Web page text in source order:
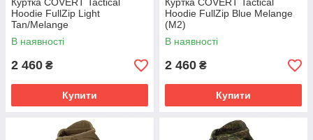
Hoodie FullZip Light
Tan/Melange
В наявності
2 460 ₴
Купити
Hoodie FullZip Blue Melange
(M2)
В наявності
2 460 ₴
Купити